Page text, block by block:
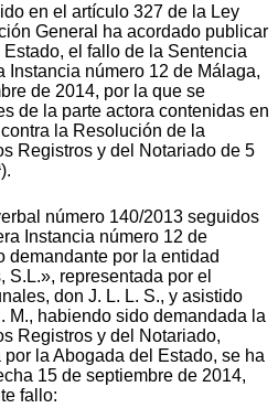
en el artículo 327 de la Ley
General ha acordado publicar
el fallo de la Sentencia
Instancia número 12 de Málaga,
de 2014, por la que se
de la parte actora contenidas en
la Resolución de la
Registros y del Notariado de 5
número 140/2013 seguidos
Instancia número 12 de
demandante por la entidad
representada por el
don J. L. L. S., y asistido
M., habiendo sido demandada la
Registros y del Notariado,
la Abogada del Estado, se ha
15 de septiembre de 2014,
fallo: